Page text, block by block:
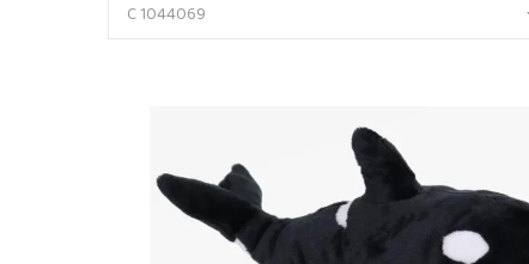
C 1044069